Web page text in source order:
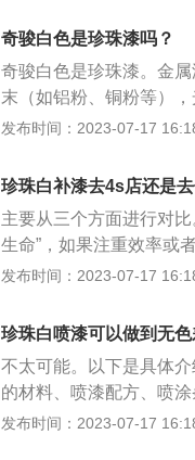
驶的情况下才能实施。
理，有些高端的品牌车
理温度要达到200度以上
奇骏白色是珍珠漆吗？
奇骏白色是珍珠漆。金
末（如铝粉、铜粉等）
此，看上去好像金属在
度；在金属漆的外面，
体感。当太阳光照射到
以有深度、立体的感觉
发布时间：2023-07-17
珍珠白补漆去4s店还是
主要从三个方面进行对
生命”，如果注重效率或
不大，基本能够当天修
的设备更加齐全先进，
修理美容店也不差，如
格：各个地区都会有不
按照车漆被刮伤所在部位
发布时间：2023-07-17
珍珠白喷漆可以做到无色
不太可能。以下是具体
的材料、喷漆配方、喷
样出现差错，都有可能
发布时间：2023-07-17